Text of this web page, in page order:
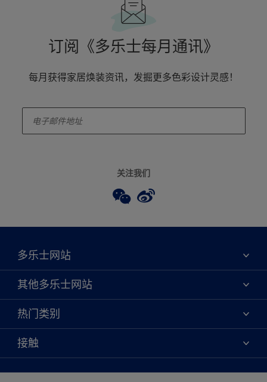
订阅《多乐士每月通讯》
每月获得家居焕装资讯，发掘更多色彩设计灵感！
关注我们
多乐士网站
关于我们
联系我们
查找店铺
网站地图
绿色工厂
其他多乐士网站
焕新服务
多乐士专业
天猫官方旗舰店
热门类别
颜色
产品
创意灵感
接触